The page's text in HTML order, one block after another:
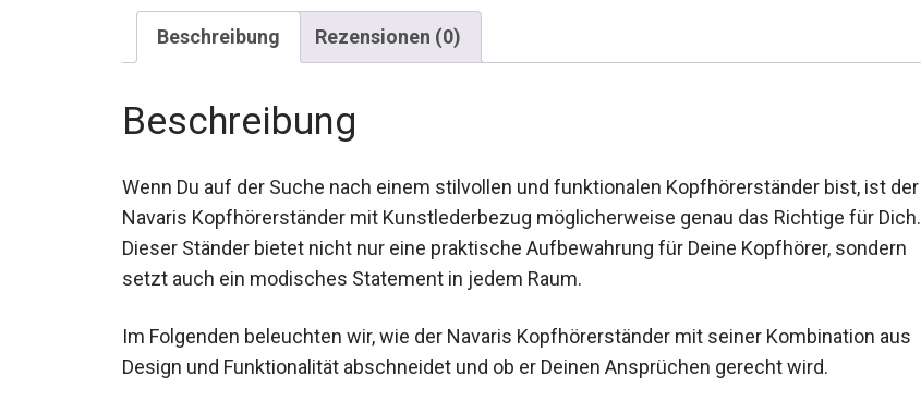
Beschreibung Rezensionen (0)
Beschreibung
Wenn Du auf der Suche nach einem stilvollen und funktionalen Kopfhörerständer bist, ist der
Navaris Kopfhörerständer mit Kunstlederbezug möglicherweise genau das Richtige für Dich.
Dieser Ständer bietet nicht nur eine praktische Aufbewahrung für Deine Kopfhörer, sondern
setzt auch ein modisches Statement in jedem Raum.
Im Folgenden beleuchten wir, wie der Navaris Kopfhörerständer mit seiner Kombination aus
Design und Funktionalität abschneidet und ob er Deinen Ansprüchen gerecht wird.